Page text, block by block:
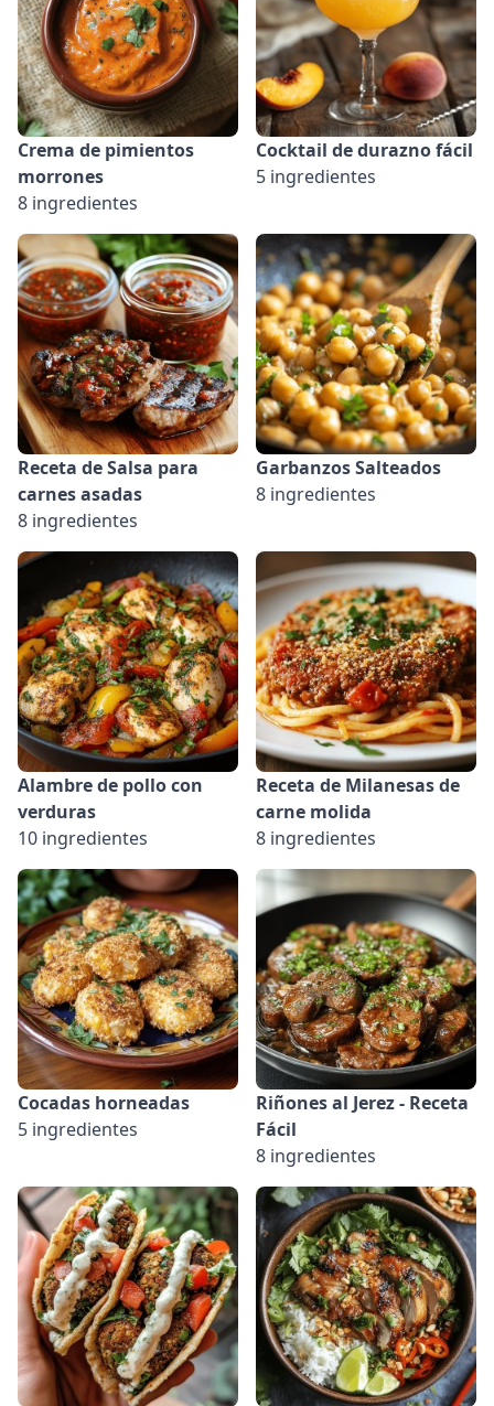
Crema de pimientos
morrones
8 ingredientes
Cocktail de durazno fácil
5 ingredientes
Receta de Salsa para
carnes asadas
8 ingredientes
Garbanzos Salteados
8 ingredientes
Alambre de pollo con
verduras
10 ingredientes
Receta de Milanesas de
carne molida
8 ingredientes
Cocadas horneadas
5 ingredientes
Riñones al Jerez - Receta
Fácil
8 ingredientes